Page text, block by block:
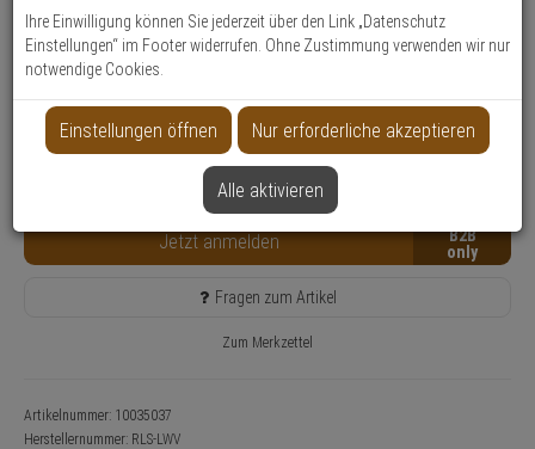
Suche
Datenblatt drucken
Produktinformationen
Zubehörartikel
Nur für Gewerbekunden
Lieferzeit: 3-4 Werktage**
Jetzt anmelden B2B
Fragen zum Artikel
Zum Merkzettel
Artikelnummer: 10035037
Herstellernummer: RLS-LWV
Ihre Einwilligung können Sie jederzeit über den Link „Datenschutz
Einstellungen“ im Footer widerrufen. Ohne Zustimmung verwenden wir nur
notwendige Cookies.
Einstellungen öffnen Nur erforderliche akzeptieren
Alle aktivieren